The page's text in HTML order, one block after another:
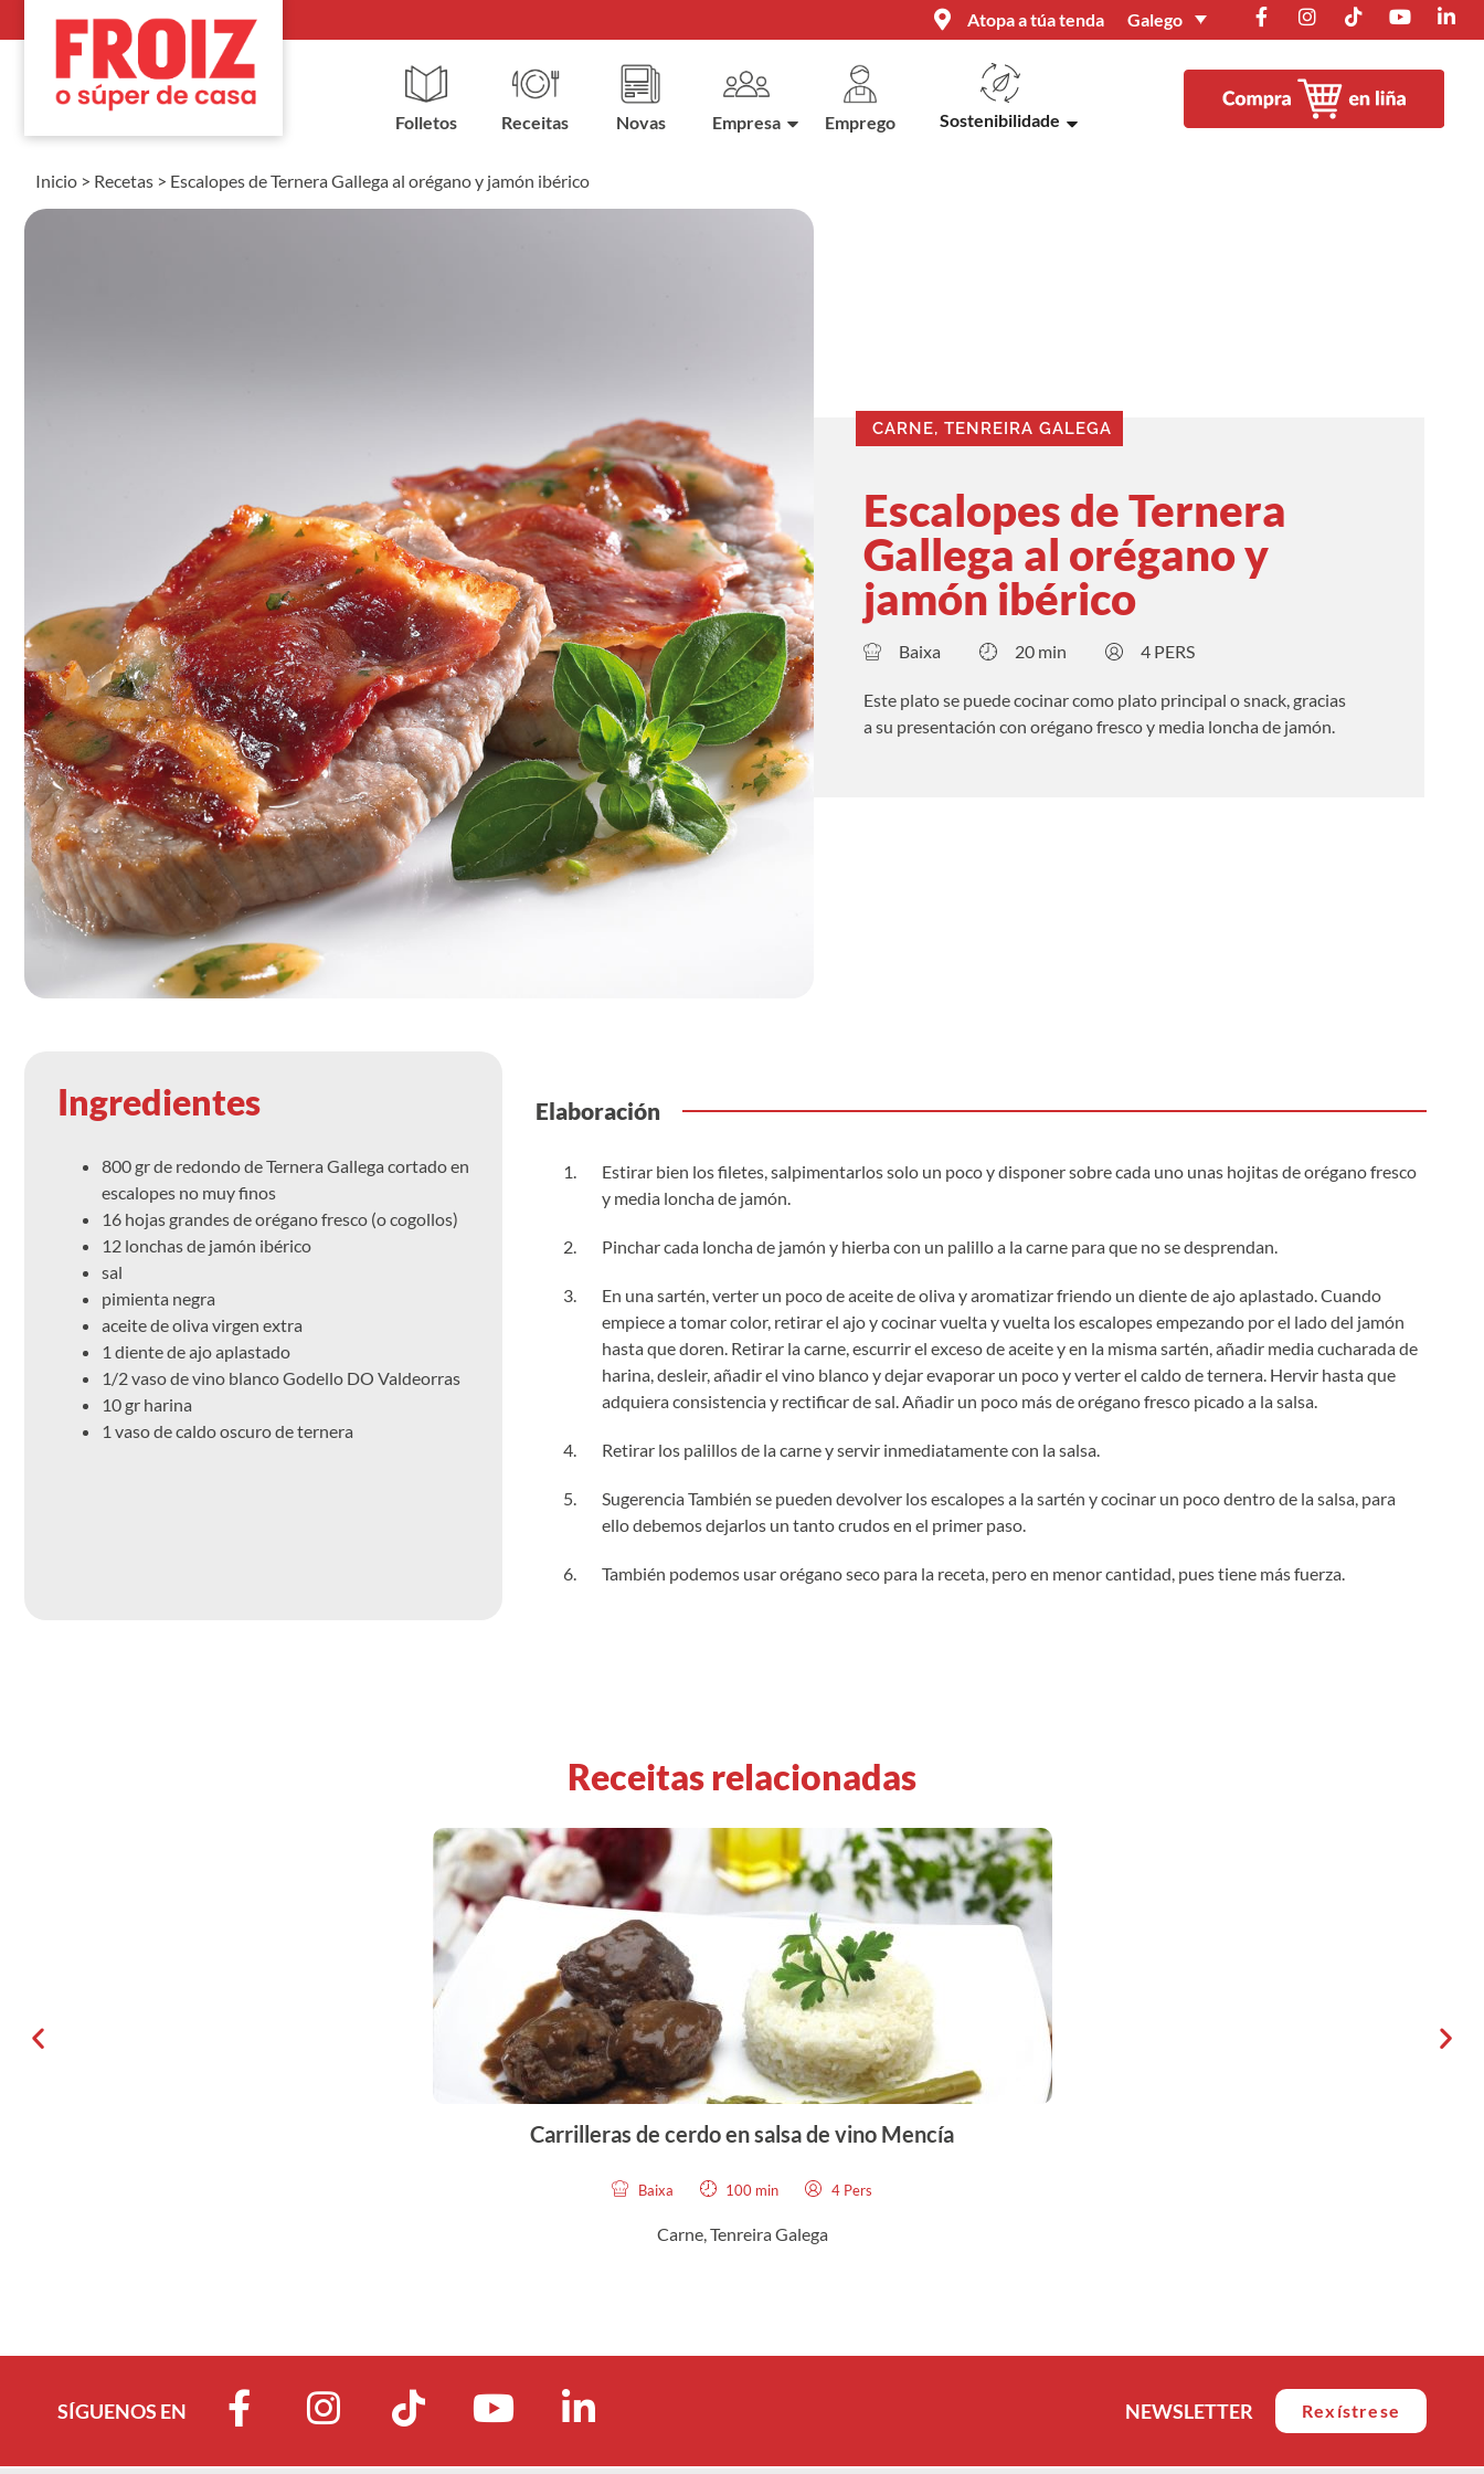
Atopa a túa tenda Galego
Folletos Receitas Novas Empresa Emprego Sostenibilidade
Inicio > Recetas > Escalopes de Ternera Gallega al orégano y jamón ibérico
CARNE, TENREIRA GALEGA
Escalopes de Ternera
Gallega al orégano y
jamón ibérico
Baixa 20 min 4 PERS
Este plato se puede cocinar como plato principal o snack, gracias
a su presentación con orégano fresco y media loncha de jamón.
Ingredientes
800 gr de redondo de Ternera Gallega cortado en
escalopes no muy finos
16 hojas grandes de orégano fresco (o cogollos)
12 lonchas de jamón ibérico
sal
pimienta negra
aceite de oliva virgen extra
1 diente de ajo aplastado
1/2 vaso de vino blanco Godello DO Valdeorras
10 gr harina
1 vaso de caldo oscuro de ternera
Elaboración
Estirar bien los filetes, salpimentarlos solo un poco y disponer sobre cada uno unas hojitas de orégano fresco
y media loncha de jamón.
Pinchar cada loncha de jamón y hierba con un palillo a la carne para que no se desprendan.
En una sartén, verter un poco de aceite de oliva y aromatizar friendo un diente de ajo aplastado. Cuando
empiece a tomar color, retirar el ajo y cocinar vuelta y vuelta los escalopes empezando por el lado del jamón
hasta que doren. Retirar la carne, escurrir el exceso de aceite y en la misma sartén, añadir media cucharada de
harina, desleir, añadir el vino blanco y dejar evaporar un poco y verter el caldo de ternera. Hervir hasta que
adquiera consistencia y rectificar de sal. Añadir un poco más de orégano fresco picado a la salsa.
Retirar los palillos de la carne y servir inmediatamente con la salsa.
Sugerencia También se pueden devolver los escalopes a la sartén y cocinar un poco dentro de la salsa, para
ello debemos dejarlos un tanto crudos en el primer paso.
También podemos usar orégano seco para la receta, pero en menor cantidad, pues tiene más fuerza.
Receitas relacionadas
Carrilleras de cerdo en salsa de vino Mencía
Baixa 100 min 4 Pers
Carne, Tenreira Galega
SÍGUENOS EN NEWSLETTER Rexístrese